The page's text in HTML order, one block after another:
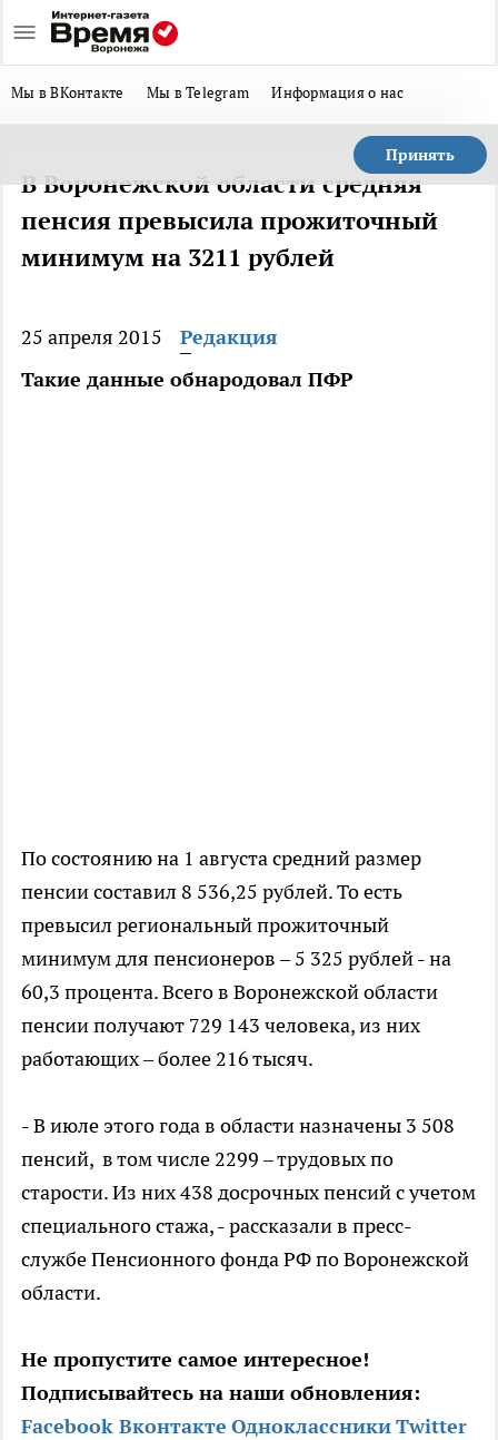
Мы в ВКонтакте Мы в Telegram Информация о нас
Принять
В Воронежской области средняя
пенсия превысила прожиточный
минимум на 3211 рублей
25 апреля 2015
Редакция
Такие данные обнародовал ПФР
По состоянию на 1 августа средний размер
пенсии составил 8 536,25 рублей. То есть
превысил региональный прожиточный
минимум для пенсионеров – 5 325 рублей - на
60,3 процента. Всего в Воронежской области
пенсии получают 729 143 человека, из них
работающих – более 216 тысяч.
- В июле этого года в области назначены 3 508
пенсий, в том числе 2299 – трудовых по
старости. Из них 438 досрочных пенсий с учетом
специального стажа, - рассказали в пресс-
службе Пенсионного фонда РФ по Воронежской
области.
Не пропустите самое интересное!
Подписывайтесь на наши обновления:
Facebook Вконтакте ОдноклассникиTwitter